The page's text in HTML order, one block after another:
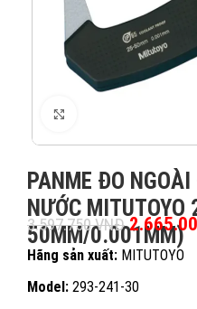
PANME ĐO
NƯỚC
50MM/0.001MM)
3.597.750VNĐ Giá gốc
Hãng sản xuất: MITUTOYO
Model: 293-241-30